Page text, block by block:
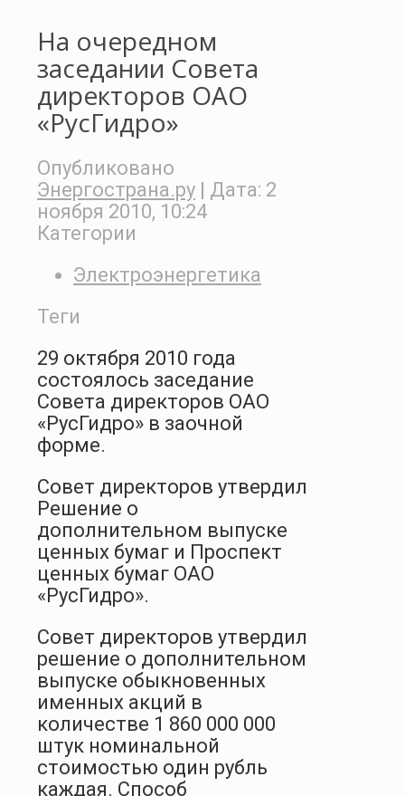
На очередном
заседании Совета
директоров ОАО
«РусГидро»
Опубликовано
Энергострана.ру | Дата: 2
ноября 2010, 10:24
Категории
Электроэнергетика
Теги
29 октября 2010 года
состоялось заседание
Совета директоров ОАО
«РусГидро» в заочной
форме.
Совет директоров утвердил
Решение о
дополнительном выпуске
ценных бумаг и Проспект
ценных бумаг ОАО
«РусГидро».
Совет директоров утвердил
решение о дополнительном
выпуске обыкновенных
именных акций в
количестве 1 860 000 000
штук номинальной
стоимостью один рубль
каждая. Способ